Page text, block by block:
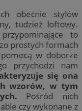
obecnie stylów
tudzież loftowy.
to
prostych formach
w doborze
przychodzi nam
się ona
wzorów, w tym
Pośród nich
czy wykonane z